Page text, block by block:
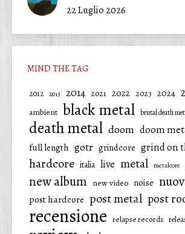
22 Luglio 2026
MIND THE TAG
2012 2013 2014 2021 2022 2023 2024
ambient black metal brutal death
death metal doom doom
full length gotr grindcore grind on
hardcore italia live metal metalcore
new album new video noise
post hardcore post metal post
recensione relapse records